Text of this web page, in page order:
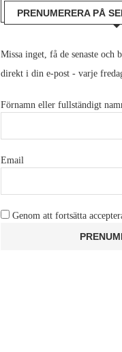
PRENUMERERA PÅ
Missa inget, få de senaste och
direkt i din e-post - varje
Förnamn eller fullständigt
Email
Genom att fortsätta